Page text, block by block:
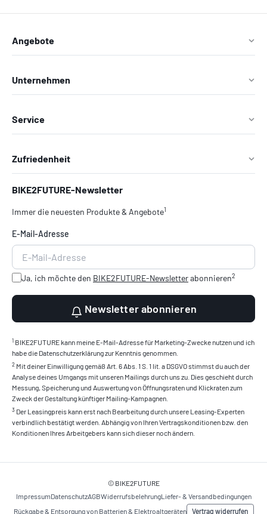
Angebote
Unternehmen
Service
Zufriedenheit
BIKE2FUTURE-Newsletter
Immer die neuesten Produkte & Angebote1
E-Mail-Adresse
Ja, ich möchte den BIKE2FUTURE-Newsletterabonnieren2
Newsletter abonnieren
1 BIKE2FUTURE kann meine E-Mail-Adresse für Marketing-Zwecke nutzen und ich
habe die Datenschutzerklärung zur Kenntnis genommen.
2 Mit deiner Einwilligung gemäß Art. 6 Abs. 1 S. 1 lit. a DSGVO stimmst du auch der
Analyse deines Umgangs mit unseren Mailings durch uns zu. Dies geschieht durch
Messung, Speicherung und Auswertung von Öffnungsraten und Klickraten zum
Zweck der Gestaltung künftiger Mailing-Kampagnen.
3 Der Leasingpreis kann erst nach Bearbeitung durch unsere Leasing-Experten
verbindlich bestätigt werden. Abhängig von Ihren Vertragskonditionen bzw. den
Konditionen Ihres Arbeitgebers kann sich dieser noch ändern.
© BIKE2FUTURE
ImpressumDatenschutzAGBWiderrufsbelehrungLiefer- & Versandbedingungen
Rückgabe & Entsorgung von Batterien & Elektroaltgeräten
Vertrag widerrufen